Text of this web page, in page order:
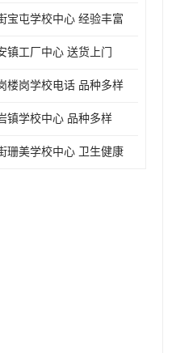
宝屯学校中心 经验丰富
镇工厂中心 送货上门
楼岗学校电话 品种多样
镇学校中心 品种多样
珊美学校中心 卫生健康